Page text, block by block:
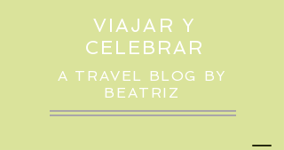
VIAJAR Y
CELEBRAR
A TRAVEL BLOG BY
BEATRIZ